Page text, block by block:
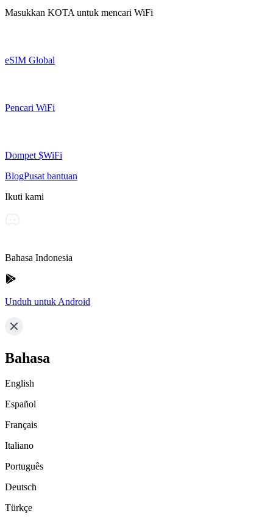
Masukkan KOTA untuk mencari WiFi
eSIM Global
Pencari WiFi
Dompet $WiFi
BlogPusat bantuan
Ikuti kami
Bahasa Indonesia
Unduh untuk Android
Bahasa
English
Español
Français
Italiano
Português
Deutsch
Türkçe